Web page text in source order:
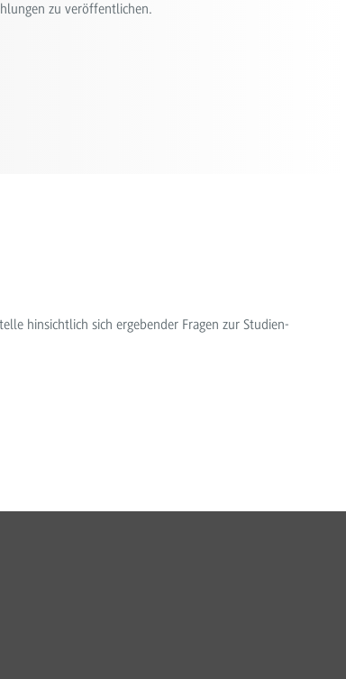
zu veröffentlichen.
hinsichtlich sich ergebender Fragen zur Studien-